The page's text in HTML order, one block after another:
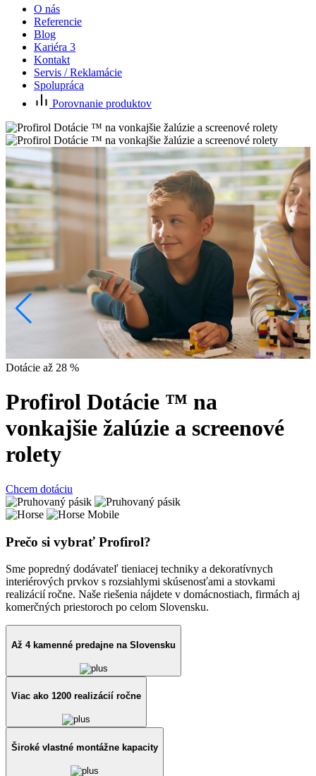
O nás
Referencie
Blog
Kariéra 3
Kontakt
Servis / Reklamácie
Spolupráca
Porovnanie produktov
Dotácie až 28 %
Profirol Dotácie ™ na
vonkajšie žalúzie a screenové
rolety
Chcem dotáciu
Prečo si vybrať Profirol?
Sme popredný dodávateľ tieniacej techniky a dekoratívnych
interiérových prvkov s rozsiahlymi skúsenosťami a stovkami
realizácií ročne. Naše riešenia nájdete v domácnostiach, firmách aj
komerčných priestoroch po celom Slovensku.
Až 4 kamenné predajne na Slovensku
Viac ako 1200 realizácií ročne
Široké vlastné montážne kapacity